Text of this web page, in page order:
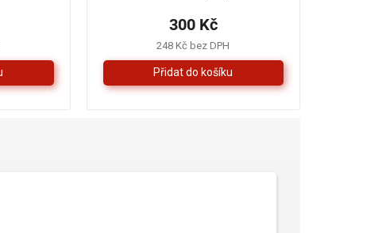
248 Kč bez DPH
300 Kč